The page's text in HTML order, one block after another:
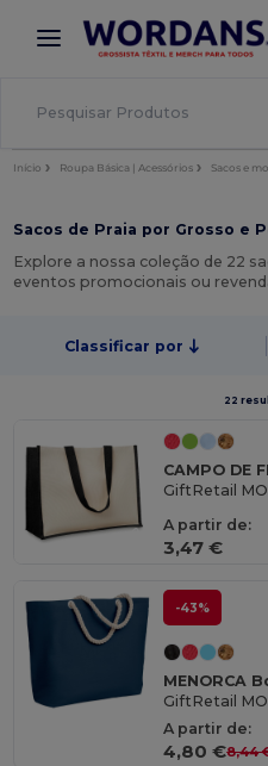
× App Wordans
Melhores preços na app!
Início Roupa Básica | Acessórios Sacos e
Sacos de Praia por Grosso e
Explore a nossa coleção de 22
eventos promocionais ou
Classificar por
22
GiftRetail
A partir de:
3,47 €
-43%
MENORCA
GiftRetail
A partir de:
4,80 €8,44